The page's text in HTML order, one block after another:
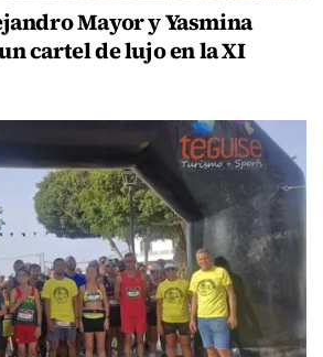
Mayor y Yasmina
cartel de lujo en la XI